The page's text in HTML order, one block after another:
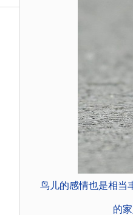
鸟儿的感情也是相当
的